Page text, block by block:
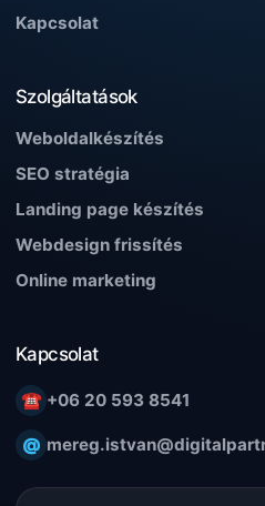
Kapcsolat
Szolgáltatások
Weboldalkészítés
SEO stratégia
Landing page készítés
Webdesign frissítés
Online marketing
Kapcsolat
☎ +06 20 593 8541
@